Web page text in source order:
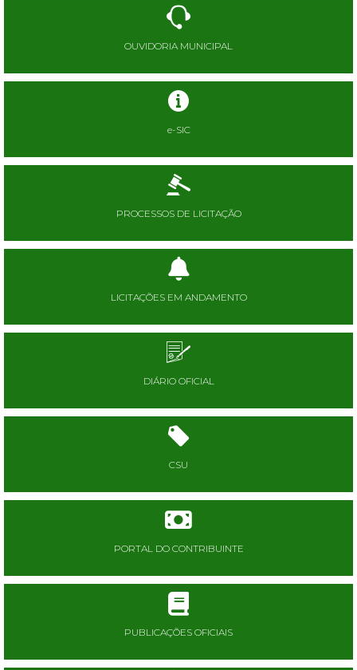
OUVIDORIA MUNICIPAL
e-SIC
PROCESSOS DE LICITAÇÃO
LICITAÇÕES EM ANDAMENTO
DIÁRIO OFICIAL
CSU
PORTAL DO CONTRIBUINTE
PUBLICAÇÕES OFICIAIS